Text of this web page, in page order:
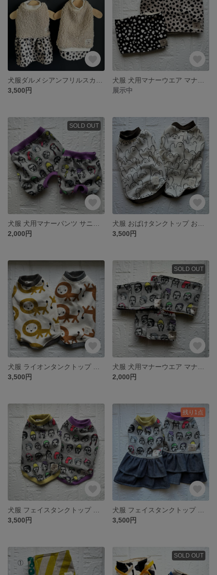
3,500円
展示中
SOLD OUT
2,000円
3,500円
3,500円
SOLD OUT
2,000円
3,500円
残り1点
3,500円
SOLD OUT